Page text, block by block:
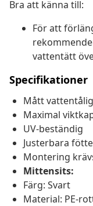
Bra att känna till:
För att
vattentätt
Specifikationer
Mått vattentålig
Maximal
UV-beständig
Justerbara
Montering
Mittensits:
Färg: Svart
Material: PE-